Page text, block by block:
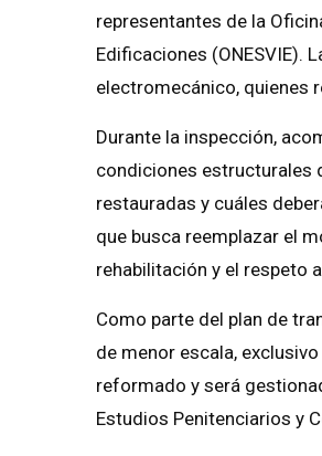
representantes de la
Edificaciones (ONESVIE).
electromecánico, quienes
Durante la inspección,
condiciones estructurales
restauradas y cuáles
que busca reemplazar el
rehabilitación y el respeto
Como parte del plan de
de menor escala,
reformado y será
Estudios Penitenciarios y